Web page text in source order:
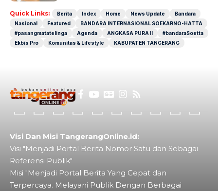
Quick Links: Berita Index Home News Update
Bandara
Nasional
Featured
BANDARA INTERNASIONAL SOEKARNO-HATTA
#pasangmatatelinga
Agenda ANGKASA PURA II
#bandaraSoetta
Ekbis Pro
Komunitas & Lifestyle KABUPATEN TANGERANG
Visi Dan Misi TangerangOnline.id:
Visi "Menjadi Portal Berita Nomor Satu dan Sebagai
Referensi Publik"
Misi "Menjadi Portal Berita Yang Cepat dan
Terpercaya. Melayani Publik Dengan Berbagai